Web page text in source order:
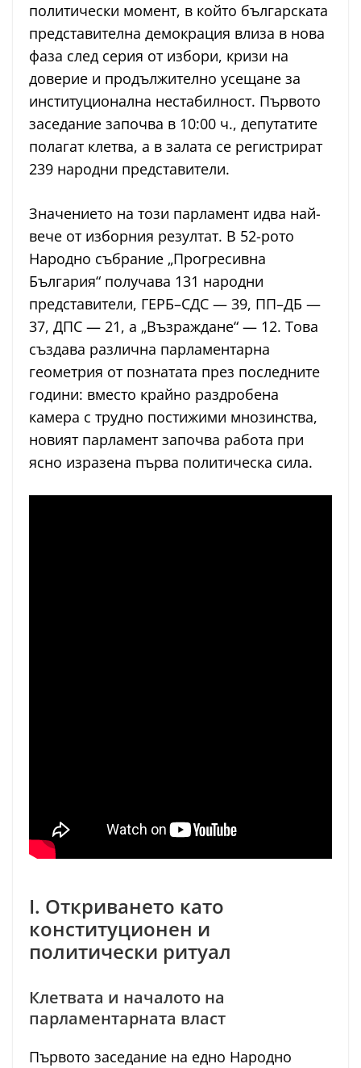
политически момент, в който българската
представителна демокрация влиза в нова
фаза след серия от избори, кризи на
доверие и продължително усещане за
институционална нестабилност. Първото
заседание започва в 10:00 ч., депутатите
полагат клетва, а в залата се регистрират
239 народни представители.
Значението на този парламент идва най-
вече от изборния резултат. В 52-рото
Народно събрание „Прогресивна
България“ получава 131 народни
представители, ГЕРБ–СДС — 39, ПП–ДБ —
37, ДПС — 21, а „Възраждане“ — 12. Това
създава различна парламентарна
геометрия от познатата през последните
години: вместо крайно раздробена
камера с трудно постижими мнозинства,
новият парламент започва работа при
ясно изразена първа политическа сила.
I. Откриването като
конституционен и
политически ритуал
Клетвата и началото на
парламентарната власт
Първото заседание на едно Народно